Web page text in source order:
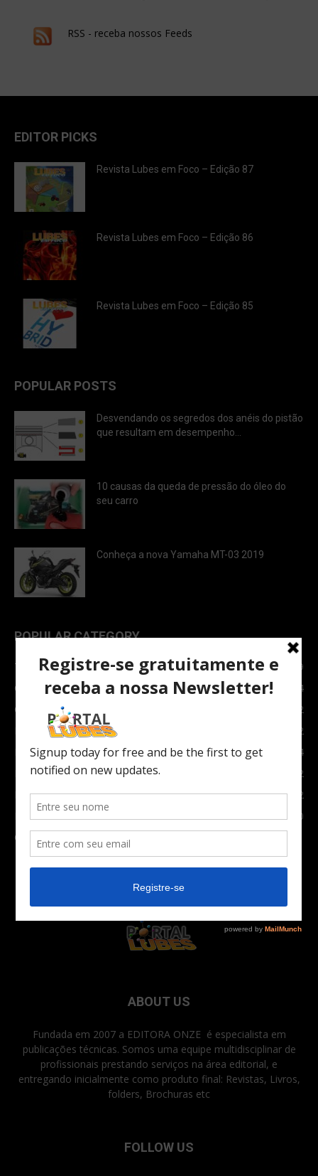
RSS - receba nossos Feeds
EDITOR PICKS
Revista Lubes em Foco – Edição 87
Revista Lubes em Foco – Edição 86
Revista Lubes em Foco – Edição 85
POPULAR POSTS
Desvendando os segredos dos anéis do pistão
que resultam em desempenho...
10 causas da queda de pressão do óleo do
seu carro
Conheça a nova Yamaha MT-03 2019
POPULAR CATEGORY
TOPNEWS
7089
Carro e Moto
3764
Carro
2082
Notícias
1852
Indústria
1024
Moto
972
Economia
672
Newsletter
630
Carros Verdes e Novas tecnologias automotivas
ABOUT US
Fundada em 2007 a EDITORA ONZE é especialista em
publicações técnicas. Somos uma equipe multidisciplinar de
profissionais prestando serviços na área editorial, e
entregando inicialmente como produto final: Revistas, Livros,
folders, Brochuras etc
FOLLOW US